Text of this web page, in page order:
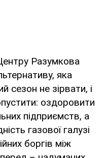
Разумкова
яка
сезон не зірвати, і
оздоровити
підприємств, а
газової галузі
боргів між